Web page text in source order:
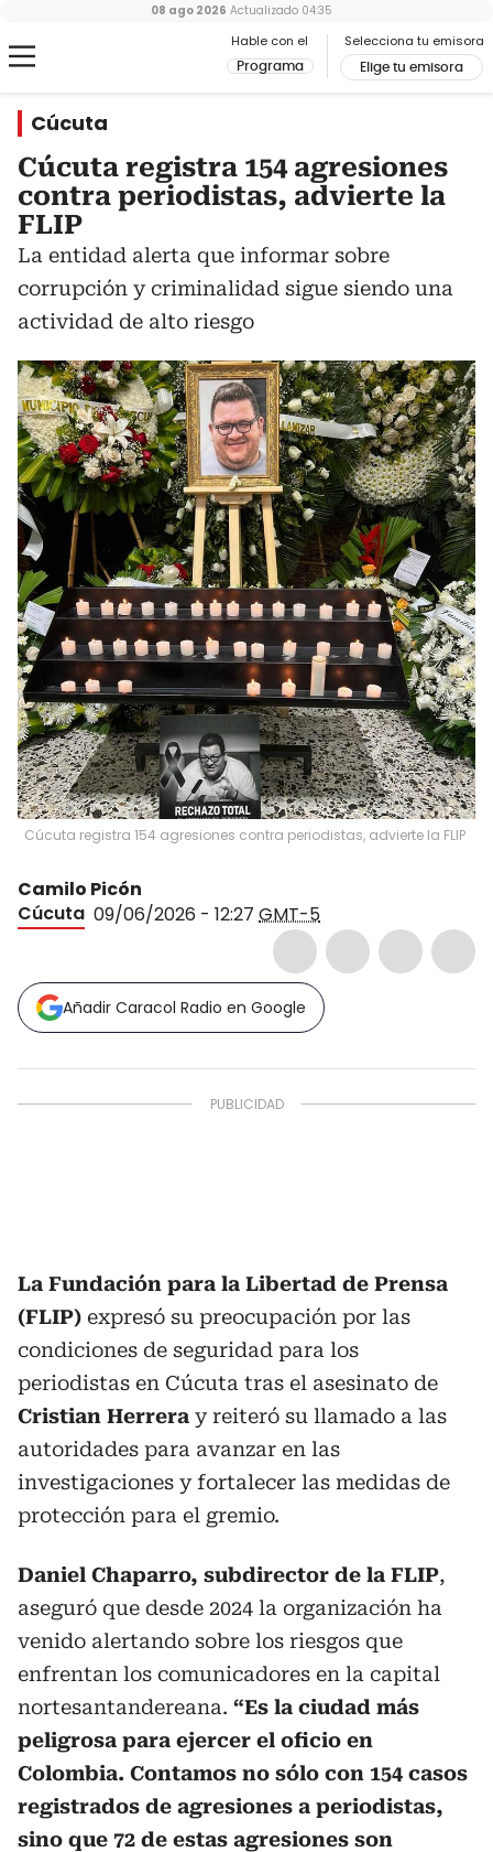
Hable con el
Programa
Selecciona tu emisora
Elige tu emisora
08 ago 2026 Actualizado 04:35
Cúcuta
Cúcuta registra 154 agresiones
contra periodistas, advierte la
FLIP
La entidad alerta que informar sobre
corrupción y criminalidad sigue siendo una
actividad de alto riesgo
Cúcuta registra 154 agresiones contra periodistas, advierte la FLIP
Camilo Picón
Cúcuta 09/06/2026 - 12:27 GMT-5
Añadir Caracol Radio en Google
La Fundación para la Libertad de Prensa
(FLIP) expresó su preocupación por las
condiciones de seguridad para los
periodistas en Cúcuta tras el asesinato de
Cristian Herrera y reiteró su llamado a las
autoridades para avanzar en las
investigaciones y fortalecer las medidas de
protección para el gremio.
Daniel Chaparro, subdirector de la FLIP,
aseguró que desde 2024 la organización ha
venido alertando sobre los riesgos que
enfrentan los comunicadores en la capital
nortesantandereana. “Es la ciudad más
peligrosa para ejercer el oficio en
Colombia. Contamos no sólo con 154 casos
registrados de agresiones a periodistas,
sino que 72 de estas agresiones son